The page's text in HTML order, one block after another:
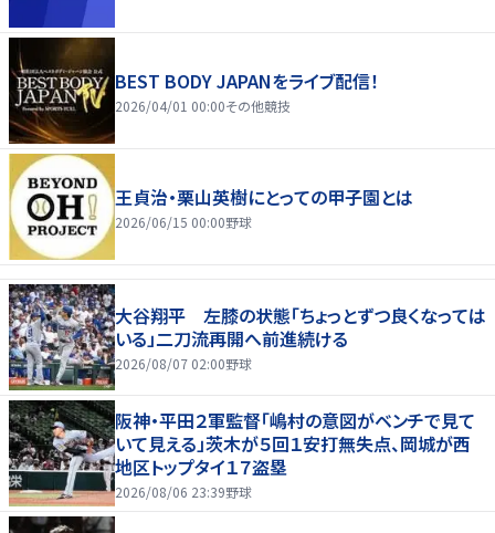
BEST BODY JAPANをライブ配信！
2026/04/01 00:00その他競技
王貞治・栗山英樹にとっての甲子園とは
2026/06/15 00:00野球
大谷翔平 左膝の状態「ちょっとずつ良くなっては
いる」二刀流再開へ前進続ける
2026/08/07 02:00野球
阪神・平田２軍監督「嶋村の意図がベンチで見て
いて見える」茨木が５回１安打無失点、岡城が西
地区トップタイ１７盗塁
2026/08/06 23:39野球